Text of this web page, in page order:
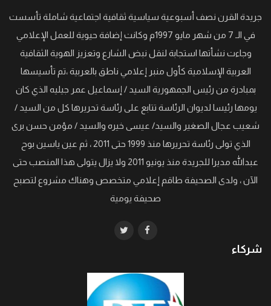
جريدة القرن نصف أسبوعية سياسية ثقافية اجتماعية شاملة تأسست
في الـ 7 من شهر مايو 1997م وكانت إضافة حيوية للعمل الإعلامي
وجاءت نشأتها استجابة لنقل نبض الشارع وتعزيز الهوية الثقافية
العربية الإسلامية كأول منبر إعلامي ناطق بالعربية ،تم تأسيسها
بمبادرة من رئيس الجمهورية السيد / إسماعيل عمر جيليه الذي كان
يومها رئيسا لديوان الرئاسة تتابع على رئاسة تحريرها كل من السيد /
شعيب عجال الصغير والسيد/ عيسى خيره والسيد / مؤمن حسن برى
الذي تولى رئاسة تحريرها منذ 1999 حتى 2011 ، ثم عين ياسين بوح
عبدالله مديرا للجريدة منذ يونيو 2011 ولا يزال يتولى هذا المنصب حتى
الآن ، ولدى الصحيفة طاقم إعلامي متخصص وهناك مشروع لتصبح
صحيفة يومية
شركاء